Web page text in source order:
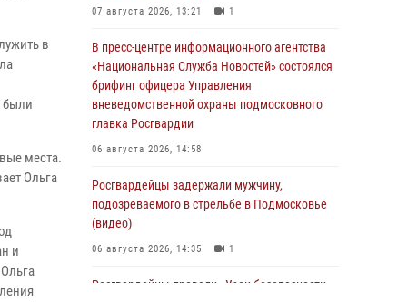
в
были
места.
Ольга
и
07 августа 2026, 13:21 1
В пресс-центре информационного агентства
«Национальная Служба Новостей» состоялся
брифинг офицера Управления
вневедомственной охраны подмосковного
главка Росгвардии
06 августа 2026, 14:58
Росгвардейцы задержали мужчину,
подозреваемого в стрельбе в Подмосковье
(видео)
06 августа 2026, 14:35 1
Росгвардейцы провели «Урок безопасности»